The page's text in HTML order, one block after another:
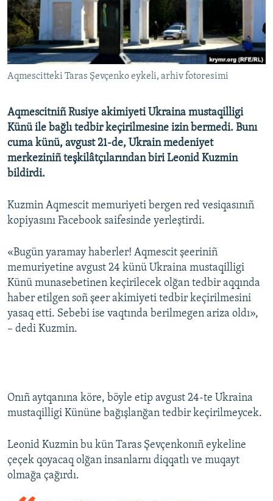
Русский
Українською
QOŞULIÑIZ!
RFE/RS bütün saytları
Aqmescitteki Taras Şevçenko eykeli, arhiv fotoresimi
Aqmescitniñ Rusiye akimiyeti Ukraina mustaqilligi
Künü ile bağlı tedbir keçirilmesine izin bermedi. Bunı
cuma künü, avgust 21-de, Ukrain medeniyet
merkeziniñ teşkilâtçılarından biri Leonid Kuzmin
bildirdi.
Kuzmin Aqmescit memuriyeti bergen red vesiqasınıñ
kopiyasını Facebook saifesinde yerleştirdi.
«Bugün yaramay haberler! Aqmescit şeeriniñ
memuriyetine avgust 24 künü Ukraina mustaqilligi
Künü munasebetinen keçirilecek olğan tedbir aqqında
haber etilgen soñ şeer akimiyeti tedbir keçirilmesini
yasaq etti. Sebebi ise vaqtında berilmegen ariza oldı»,
– dedi Kuzmin.
Onıñ aytqanına köre, böyle etip avgust 24-te Ukraina
mustaqilligi Kününe bağışlanğan tedbir keçirilmeycek.
Leonid Kuzmin bu kün Taras Şevçenkonıñ eykeline
çeçek qoyacaq olğan insanlarnı diqqatlı ve muqayt
olmağa çağırdı.